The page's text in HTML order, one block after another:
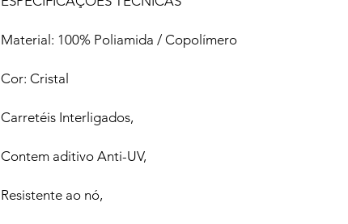
Material: 100% Poliamida / Copolímero
Cor: Cristal
Carretéis Interligados,
Contem aditivo Anti-UV,
Resistente ao nó,